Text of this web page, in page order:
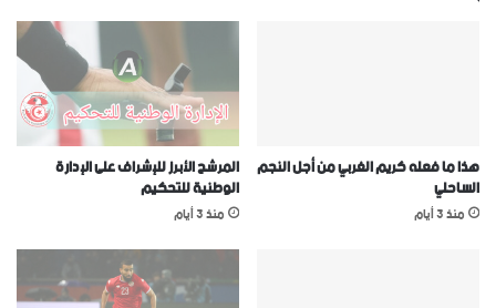
هذا ما فعله كريم الغربي من أجل النجم
الساحلي
منذ 3 أيام
المرشح الأبرز للإشراف على الإدارة
الوطنية للتحكيم
منذ 3 أيام